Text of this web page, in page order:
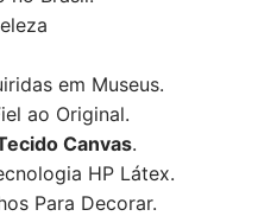
em Museus.
ao Original.
Canvas.
HP Látex.
Para Decorar.